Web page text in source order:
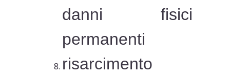
danni fisici
permanenti
risarcimento